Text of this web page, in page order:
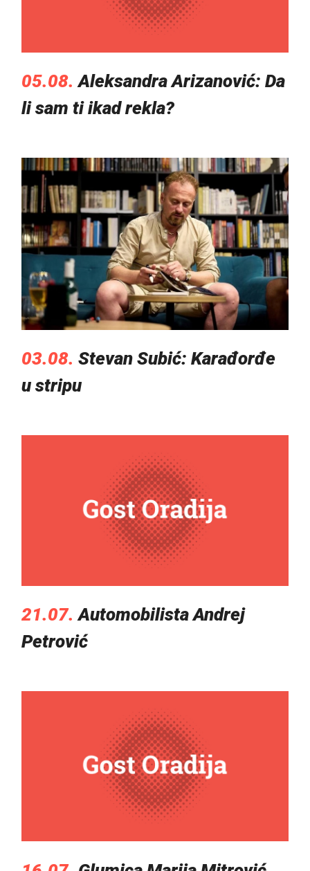
05.08. Aleksandra Arizanović: Da
li sam ti ikad rekla?
03.08. Stevan Subić: Karađorđe
u stripu
21.07. Automobilista Andrej
Petrović